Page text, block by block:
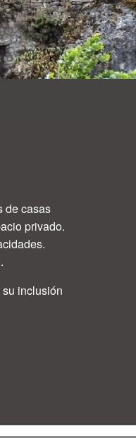
de casas
privado.
inclusión